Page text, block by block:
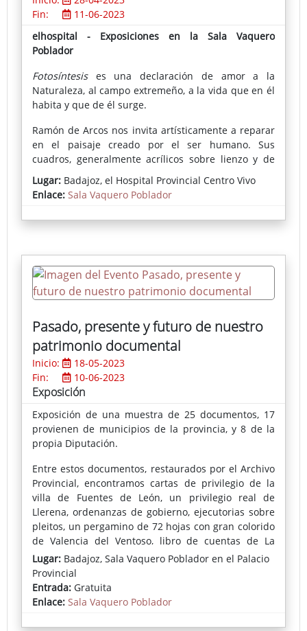
Fin:
11-06-2023
elhospital - Exposiciones en la Sala Vaquero
Poblador
Fotosíntesis es una declaración de amor a la
Naturaleza, al campo extremeño, a la vida que en él
habita y que de él surge.
Ramón de Arcos nos invita artísticamente a reparar
en el paisaje creado por el ser humano. Sus
cuadros, generalmente acrílicos sobre lienzo y de
gran formato, presentan arrozales de las Vegas del
Guadiana, cultivos de tomate, vides, cereales, etc.,
en los que predomina el color verde; y nos fascinan
entre otras cosas, por su rotundidad y belleza, por
demora y quietud ante sus interpretaciones
pictóricas de la vida y los paisajes urbanos
Lugar: Badajoz, el Hospital Provincial Centro Vivo
Enlace: Sala Vaquero Poblador
Pasado, presente y futuro de nuestro
patrimonio documental
Inicio:
18-05-2023
Fin:
10-06-2023
Exposición
Exposición de una muestra de 25 documentos, 17
provienen de municipios de la provincia, y 8 de la
propia Diputación.
Entre estos documentos, restaurados por el Archivo
Provincial, encontramos cartas de privilegio de la
villa de Fuentes de León, un privilegio real de
Llerena, ordenanzas de gobierno, ejecutorias sobre
pleitos, un pergamino de 72 hojas con gran colorido
de Valencia del Ventoso, libro de cuentas de La
Parra o acuerdos plenarios de otros Ayuntamientos.
Sobre la Diputación se exhiben acuerdos de la
extinta Junta Suprema de Gobierno, sesiones
plenarias de 1835, libro de actas, correspondencia
de entrada de 1840, registro del personal entre 1925
Lugar: Badajoz, Sala Vaquero Poblador en el Palacio
Provincial
Entrada: Gratuita
Enlace: Sala Vaquero Poblador